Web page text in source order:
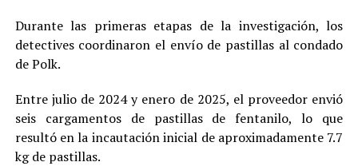
Durante las primeras etapas de la investigación, los
detectives coordinaron el envío de pastillas al condado
de Polk.
Entre julio de 2024 y enero de 2025, el proveedor envió
seis cargamentos de pastillas de fentanilo, lo que
resultó en la incautación inicial de aproximadamente 7.7
kg de pastillas.